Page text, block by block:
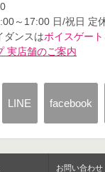
～17:00 日/祝日 定
ダンスはボイスゲート
実店舗のご案内
LINE facebook
お問い合わせ